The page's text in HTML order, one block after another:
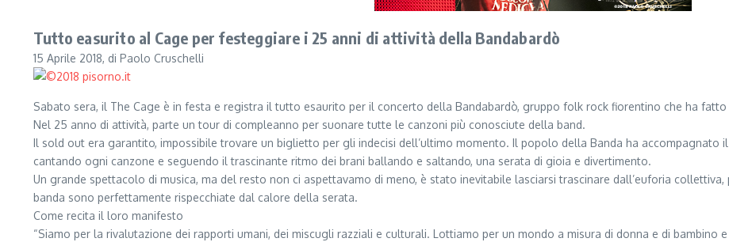
Tutto easurito al Cage per festeggiare i 25 anni di attività della Bandabardò
15 Aprile 2018, di Paolo Cruschelli
Sabato sera, il The Cage è in festa e registra il tutto esaurito per il concerto della Bandabardò, gruppo folk rock fiorentino che ha
Nel 25 anno di attività, parte un tour di compleanno per suonare tutte le canzoni più conosciute della band.
Il sold out era garantito, impossibile trovare un biglietto per gli indecisi dell’ultimo momento. Il popolo della Banda ha accompagnato
cantando ogni canzone e seguendo il trascinante ritmo dei brani ballando e saltando, una serata di gioia e divertimento.
Un grande spettacolo di musica, ma del resto non ci aspettavamo di meno, è stato inevitabile lasciarsi trascinare dall’euforia collettiva,
banda sono perfettamente rispecchiate dal calore della serata.
Come recita il loro manifesto
“Siamo per la rivalutazione dei rapporti umani, dei miscugli razziali e culturali. Lottiamo per un mondo a misura di donna e di bambino